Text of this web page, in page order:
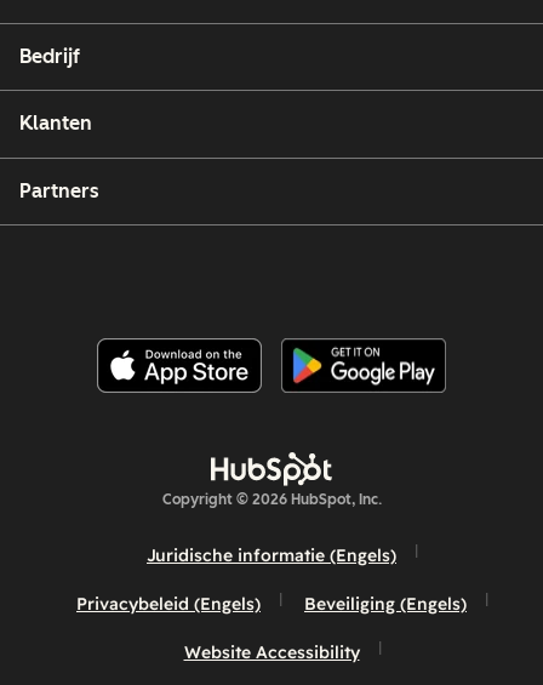
Bedrijf
Klanten
Partners
Copyright © 2026 HubSpot, Inc.
Juridische informatie (Engels)
Privacybeleid (Engels) Beveiliging (Engels)
Website Accessibility